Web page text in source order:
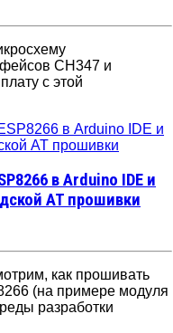
CH347 и
с этой
в Arduino IDE и
AT прошивки
как прошивать
(на примере модуля
разработки